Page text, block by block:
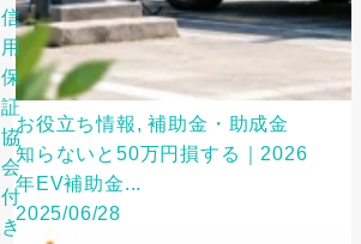
信
用
保
証
協
会
付
き
お役立ち情報, 補助金・助成金
知らないと50万円損する｜2026
年EV補助金...
2025/06/28